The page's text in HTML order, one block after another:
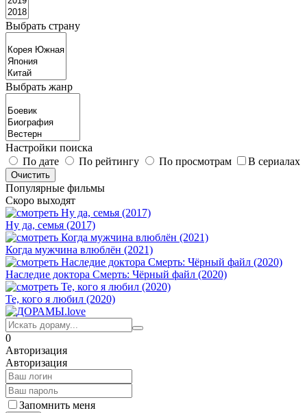
Выбрать страну
Выбрать жанр
Настройки поиска
По дате
По рейтингу По просмотрам В сериалах
Популярные фильмы
Скоро выходят
Ну да, семья (2017)
Когда мужчина влюблён (2021)
Наследие доктора Смерть: Чёрный файл (2020)
Те, кого я любил (2020)
0
Авторизация
Авторизация
Запомнить меня